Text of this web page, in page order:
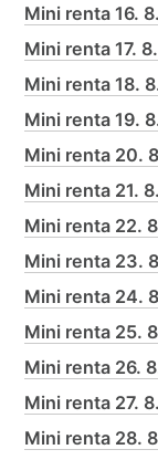
Mini renta 16.
Mini renta 17.
Mini renta 18.
Mini renta 19.
Mini renta 20.
Mini renta 21.
Mini renta 22.
Mini renta 23.
Mini renta 24.
Mini renta 25.
Mini renta 26.
Mini renta 27.
Mini renta 28.